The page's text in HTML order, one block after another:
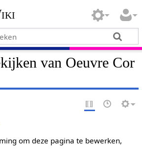
van Oeuvre Cor
om deze pagina te bewerken,